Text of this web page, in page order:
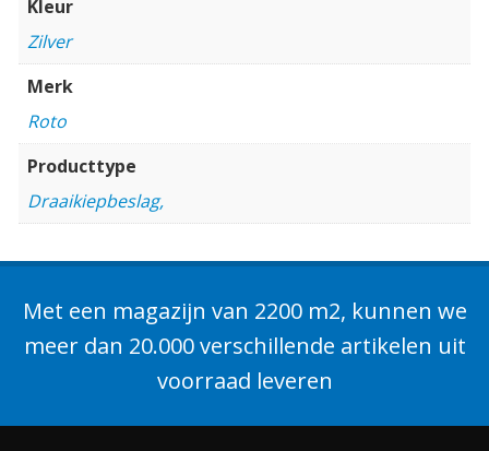
Kleur
Zilver
Merk
Roto
Producttype
Draaikiepbeslag,
Met een magazijn van 2200 m2, kunnen we
meer dan 20.000 verschillende artikelen uit
voorraad leveren